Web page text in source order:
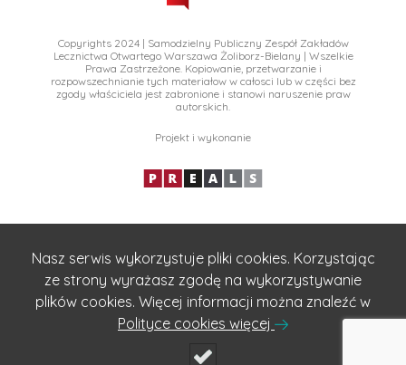
Copyrights 2024 | Samodzielny Publiczny Zespół Zakładów
Lecznictwa Otwartego Warszawa Żoliborz-Bielany | Wszelkie
Prawa Zastrzeżone. Kopiowanie, przetwarzanie i
rozpowszechnianie tych materiałow w całosci lub w części bez
zgody właściciela jest zabronione i stanowi naruszenie praw
autorskich.
Projekt i wykonanie
Nasz serwis wykorzystuje pliki cookies. Korzystając
ze strony wyrażasz zgodę na wykorzystywanie
plików cookies. Więcej informacji można znaleźć w
Polityce cookies więcej